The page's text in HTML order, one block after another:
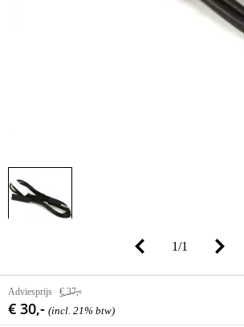
1/1
Adviesprijs € 37,-
€ 30,- (incl. 21% btw)